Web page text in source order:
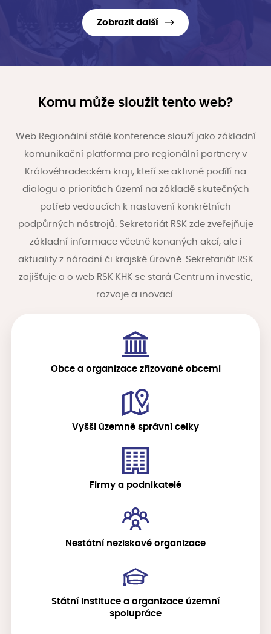
Zobrazit další
Komu může sloužit tento web?
Web Regionální stálé konference slouží jako základní
komunikační platforma pro regionální partnery v
Královéhradeckém kraji, kteří se aktivně podílí na
dialogu o prioritách území na základě skutečných
potřeb vedoucích k nastavení konkrétních
podpůrných nástrojů. Sekretariát RSK zde zveřejňuje
základní informace včetně konaných akcí, ale i
aktuality z národní či krajské úrovně. Sekretariát RSK
zajišťuje a o web RSK KHK se stará Centrum investic,
rozvoje a inovací.
Obce a organizace zřizované obcemi
Vyšší územně správní celky
Firmy a podnikatelé
Nestátní neziskové organizace
Státní instituce a organizace územní
spolupráce